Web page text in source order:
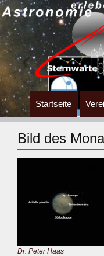
Zum
Inhalt
springen
Startseite
Bild des
Dr. Peter Haas